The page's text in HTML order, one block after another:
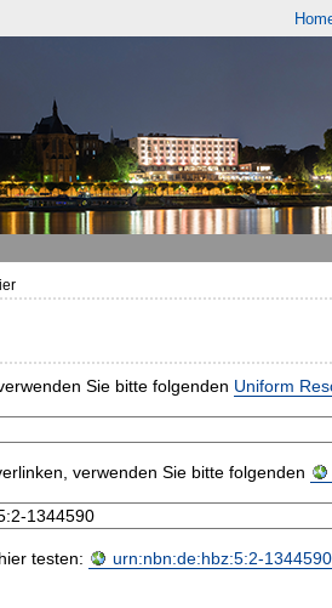
Sie bitte folgenden Uniform
verwenden Sie bitte folgenden
testen: urn:nbn:de:hbz:5:2-1344590